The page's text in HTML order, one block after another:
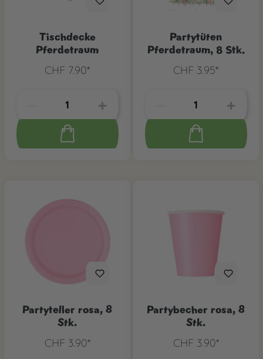
Tischdecke
Pferdetraum
CHF 7.90*
Partytüten
Pferdetraum, 8 Stk.
CHF 3.95*
Partyteller rosa, 8
Stk.
CHF 3.90*
Partybecher rosa, 8
Stk.
CHF 3.90*